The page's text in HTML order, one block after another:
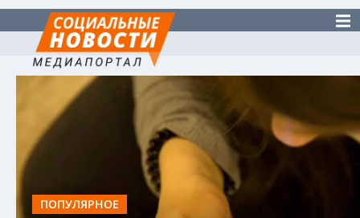
ПОПУЛЯРНОЕ